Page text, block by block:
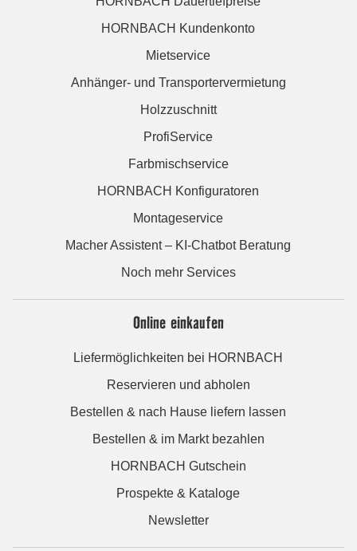
HORNBACH Kundenkonto
Mietservice
Anhänger- und Transportervermietung
Holzzuschnitt
ProfiService
Farbmischservice
HORNBACH Konfiguratoren
Montageservice
Macher Assistent – KI-Chatbot Beratung
Noch mehr Services
Online einkaufen
Liefermöglichkeiten bei HORNBACH
Reservieren und abholen
Bestellen & nach Hause liefern lassen
Bestellen & im Markt bezahlen
HORNBACH Gutschein
Prospekte & Kataloge
Newsletter